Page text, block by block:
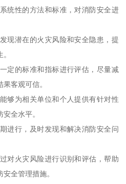
统性的方法和标准，对消防安全进
现潜在的火灾风险和安全隐患，提
定的标准和指标进行评估，尽量减
客观可信。
够为相关单位和个人提供有针对性
全水平。
进行，及时发现和解决消防安全问
对火灾风险进行识别和评估，帮助
全管理措施。